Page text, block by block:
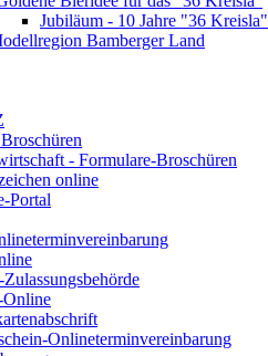
Jubiläum - 10 Jahre "36 Kreisla"
Bamberger Land
- Formulare-Broschüren
online
Portal
Online
Onlineterminvereinbarung